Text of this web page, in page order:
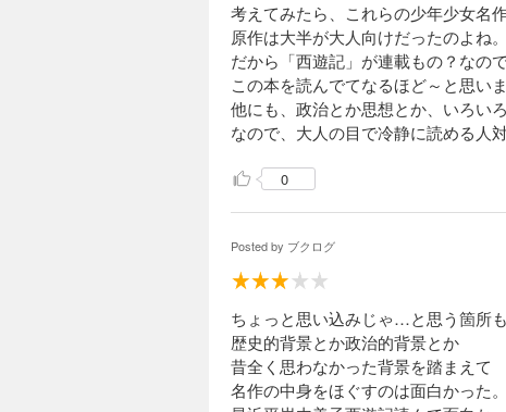
考えてみたら、これらの少年少女名
原作は大半が大人向けだったのよね。
だから「西遊記」が連載もの？なの
この本を読んでてなるほど～と思いま
他にも、政治とか思想とか、いろいろ
なので、大人の目で冷静に読める人対
0
Posted by ブクログ
ちょっと思い込みじゃ…と思う箇所も
歴史的背景とか政治的背景とか
昔全く思わなかった背景を踏まえて
名作の中身をほぐすのは面白かった。